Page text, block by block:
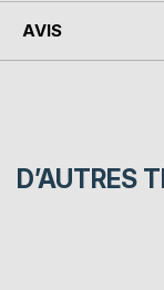
AVIS
D’AUTRES